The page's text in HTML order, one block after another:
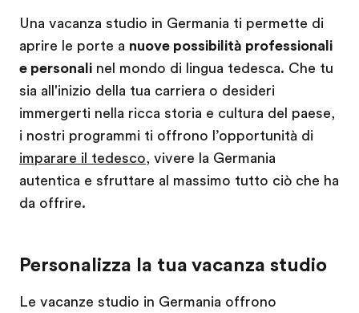
Una vacanza studio in Germania ti permette di
aprire le porte a nuove possibilità professionali
e personali nel mondo di lingua tedesca. Che tu
sia all'inizio della tua carriera o desideri
immergerti nella ricca storia e cultura del paese,
i nostri programmi ti offrono l’opportunità di
imparare il tedesco, vivere la Germania
autentica e sfruttare al massimo tutto ciò che ha
da offrire.
Personalizza la tua vacanza studio
Le vacanze studio in Germania offrono